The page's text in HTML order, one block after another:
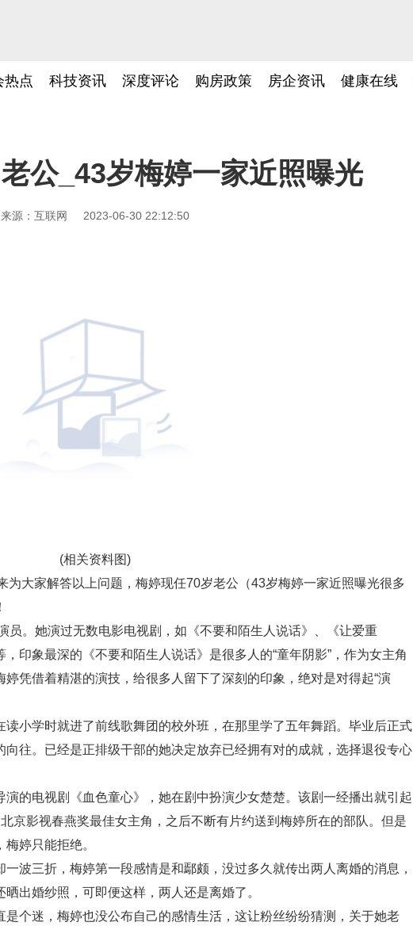
热点 科技资讯 深度评论 购房政策 房企资讯 健康在线
公_43岁梅婷一家近照曝光
来源：互联网 2023-06-30 22:12:50
(相关资料图)
为大家解答以上问题，梅婷现任70岁老公（43岁梅婷一家近照曝光很多
员。她演过无数电影电视剧，如《不要和陌生人说话》、《让爱重
印象最深的《不要和陌生人说话》是很多人的“童年阴影”，作为女主角
凭借着精湛的演技，给很多人留下了深刻的印象，绝对是对得起“演
小学时就进了前线歌舞团的校外班，在那里学了五年舞蹈。毕业后正式
往。已经是正排级干部的她决定放弃已经拥有对的成就，选择退役专心
的电视剧《血色童心》，她在剧中扮演少女楚楚。该剧一经播出就引起
京影视春燕奖最佳女主角，之后不断有片约送到梅婷所在的部队。但是
婷只能拒绝。
波三折，梅婷第一段感情是和鄢颇，没过多久就传出两人离婚的消息，
出婚纱照，可即便这样，两人还是离婚了。
是个迷，梅婷也没公布自己的感情生活，这让粉丝纷纷猜测，关于她老